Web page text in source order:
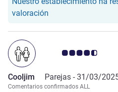
valoración
Nota de clientes de
Cooljim Parejas - 31/03/
Comentarios confirmados ALL